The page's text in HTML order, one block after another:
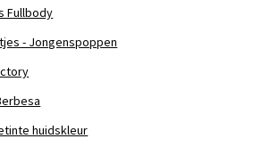
Fullbody
- Jongenspoppen
huidskleur